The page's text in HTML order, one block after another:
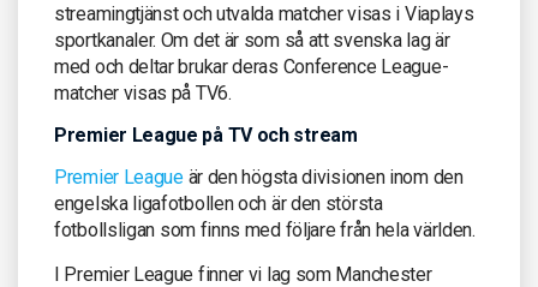
streamingtjänst och utvalda matcher visas i Viaplays
sportkanaler. Om det är som så att svenska lag är
med och deltar brukar deras Conference League-
matcher visas på TV6.
Premier League på TV och stream
Premier Leagueär den högsta divisionen inom den
engelska ligafotbollen och är den största
fotbollsligan som finns med följare från hela världen.
I Premier League finner vi lag som Manchester